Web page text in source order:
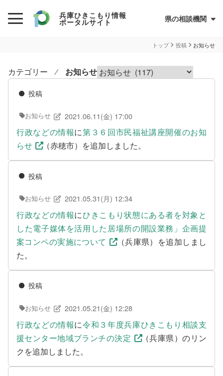
兵庫ひきこもり情報
ポータルサイト 県の相談機関
兵庫県ひきこもり総合支援センター
兵庫ひきこもり相談支援センター
ひきこもりとは？
情報が必要な方へ
お住まいの市町での支援
民間の支援団体（県ネットワーク加入団体）
オンライン居場所
支援をする上でのヒント
メディア掲載
リンク集
助成金等の情報
相談したい方へ
トップ 投稿 お知らせ
カテゴリー ⁄ お知らせ
投稿
お知らせ 2021.06.11(金) 17:00
行政などの情報に第３６回市民福祉講座開催のお知
らせ
（赤穂市）を追加しました。
投稿
お知らせ 2021.05.31(月) 12:34
行政などの情報にひきこもり状態にある者を対象と
した電子媒体を活用した居場所の開設業務」企画提
案コンペの実施について
（兵庫県）を追加しまし
た。
投稿
お知らせ 2021.05.21(金) 12:28
行政などの情報に令和３年度兵庫ひきこもり相談支
援センター地域ブランチの決定
（兵庫県）のリン
クを追加しました。